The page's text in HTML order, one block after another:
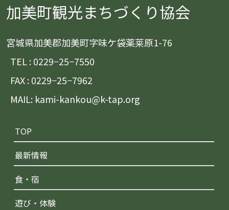
加美町観光まちづくり協会
宮城県加美郡加美町字味ケ袋薬莱原1-76
TEL : 0229−25−7550
FAX : 0229−25−7962
MAIL: kami-kankou@k-tap.org
TOP
最新情報
食・宿
遊び・体験